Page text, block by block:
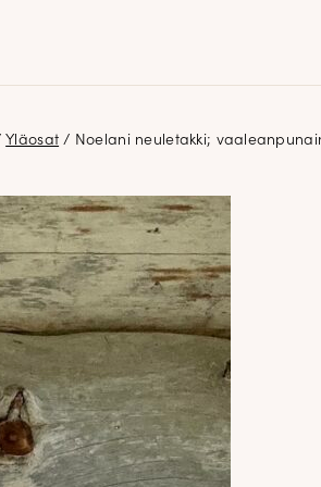
Yläosat / Noelani neuletakki;